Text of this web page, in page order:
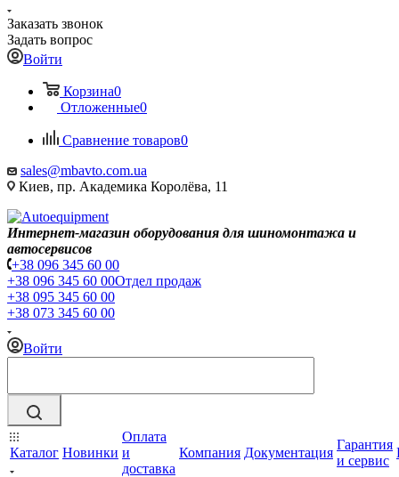
Заказать звонок
Задать вопрос
Войти
Корзина0
Отложенные0
Сравнение товаров0
sales@mbavto.com.ua
Киев, пр. Академика Королёва, 11
Интернет-магазин оборудования для шиномонтажа и
автосервисов
+38 096 345 60 00
+38 096 345 60 00Отдел продаж
+38 095 345 60 00
+38 073 345 60 00
Войти
Каталог Новинки
Оплата
и
доставка
Компания Документация
Гарантия
и сервис